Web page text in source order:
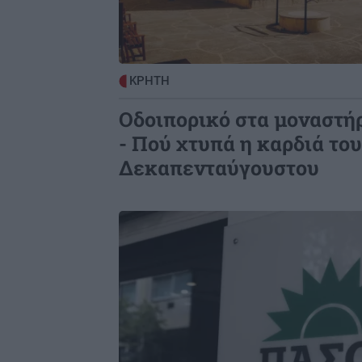
ναρκωτικά – Κατασχέθηκε σχεδόν
μισό κιλό κάνναβης
ΑΥΤΟΔΙΟΙΚΗΣΗ
Καλοκαιρινού – Στο επίκεντρο
σχολεία, έργα και θερμική
ΚΡΗΤΗ
Οδοιπορικό στα
- Πού χτυπά η καρδιά του
Δεκαπενταύγουστου
Image